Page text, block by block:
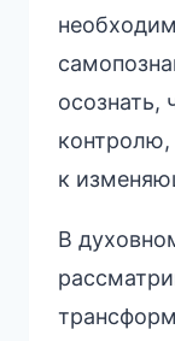
осознать,
контролю,
к
В